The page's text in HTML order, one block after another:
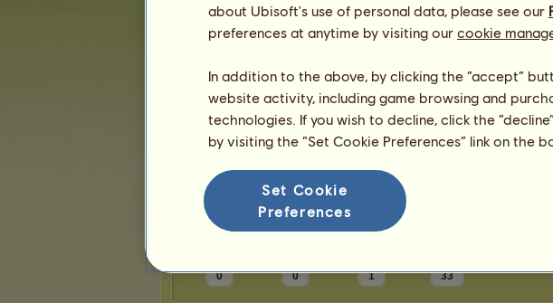
Maggie2003 má1priateľa:
Laurus09_19
Hráč
vrátane
Ajuška
lilo
Kristy23
Thuringwethil
0 0 1 33
about Ubisoft's use of personal data, please see our
preferences at anytime by visiting our cookie
In addition to the above, by clicking the “accept”
website activity, including game browsing and
technologies. If you wish to decline, click the
by visiting the “Set Cookie Preferences” link on the
Set Cookie
Preferences